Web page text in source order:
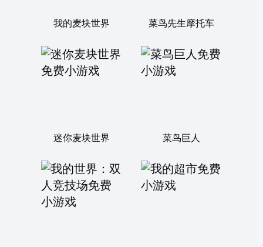
我的麦块世界 菜鸟先生摩托车
迷你麦块世界 菜鸟巨人